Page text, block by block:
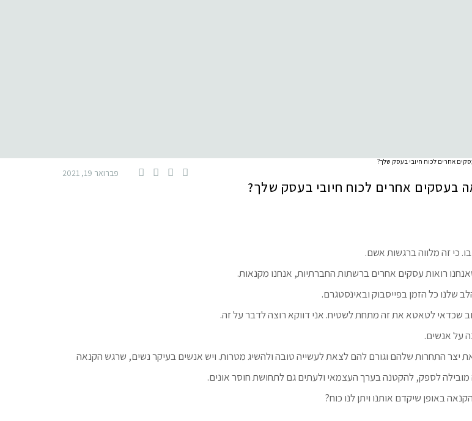
אחרים לכוח חיובי בעסק שלך?
בעסקים אחרים לכוח חיובי בעסק שלך?
פברואר 19, 2021
כי זה מלווה ברגשות אשם.
רואות עסקים אחרים ברשתות החברתיות, אנחנו מקנאות.
שלנו כל הזמן בפייסבוק ובאינסטגרם.
שכדאי לטאטא את זה מתחת לשטיח. אני דווקא רוצה לדבר על זה.
על אנשים.
יצר התחרות שלהם וגורם להם לצאת לעשייה טובה ולהשיג מטרות. ויש אנשים בעיקר נשים, שרגש הקנאה
מובילה לספק, להקטנה בערך העצמאי ולעתים גם לתחושת חוסר אונים.
באופן שיקדם אותנו ויתן לנו כוח?